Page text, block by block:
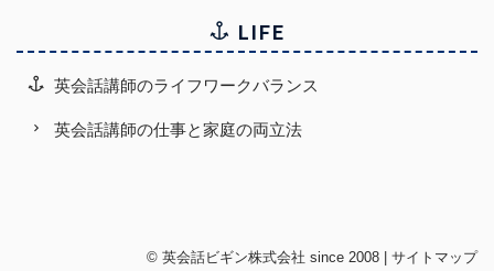
LIFE
英会話講師のライフワークバランス
英会話講師の仕事と家庭の両立法
© 英会話ビギン株式会社 since 2008 | サイトマップ